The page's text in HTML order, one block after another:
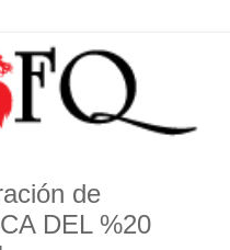
de
DEL %20